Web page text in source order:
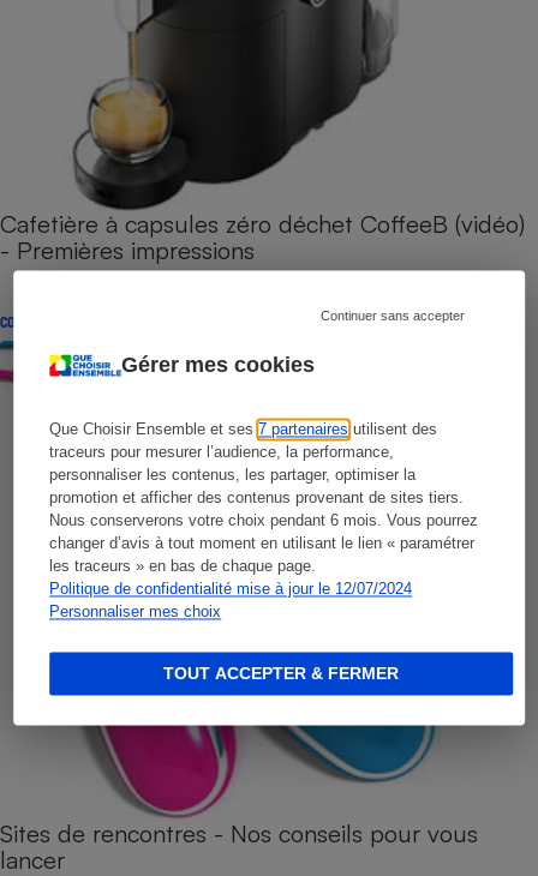
Gérer mes cookies
Que Choisir Ensemble et ses7 partenaires utilisent des
traceurs pour mesurer l’audience, la performance,
personnaliser les contenus, les partager, optimiser la
promotion et afficher des contenus provenant de sites tiers.
Nous conserverons votre choix pendant 6 mois. Vous pourrez
changer d’avis à tout moment en utilisant le lien « paramétrer
les traceurs » en bas de chaque page.
Politique de confidentialité mise à jour le 12/07/2024
Personnaliser mes choix
Continuer sans accepter
TOUT ACCEPTER & FERMER
Cafetière à capsules zéro déchet CoffeeB (vidéo)
- Premières impressions
CONSEILS
Sites de rencontres - Nos conseils pour vous
lancer